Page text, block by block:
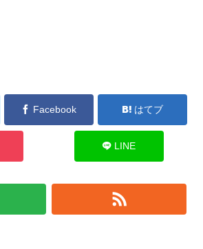
Facebook はてブ
LINE